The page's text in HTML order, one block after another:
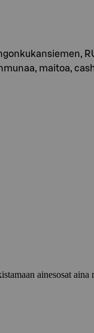
maitoa,
ainesosat aina